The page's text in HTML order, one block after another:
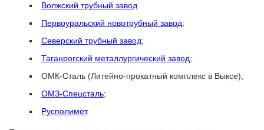
Волжский трубный завод
Первоуральский новотрубный завод;
Северский трубный завод;
Таганрогский металлургический завод;
ОМК-Сталь (Литейно-прокатный комплекс в Выксе);
ОМЗ-Спецсталь;
Русполимет.